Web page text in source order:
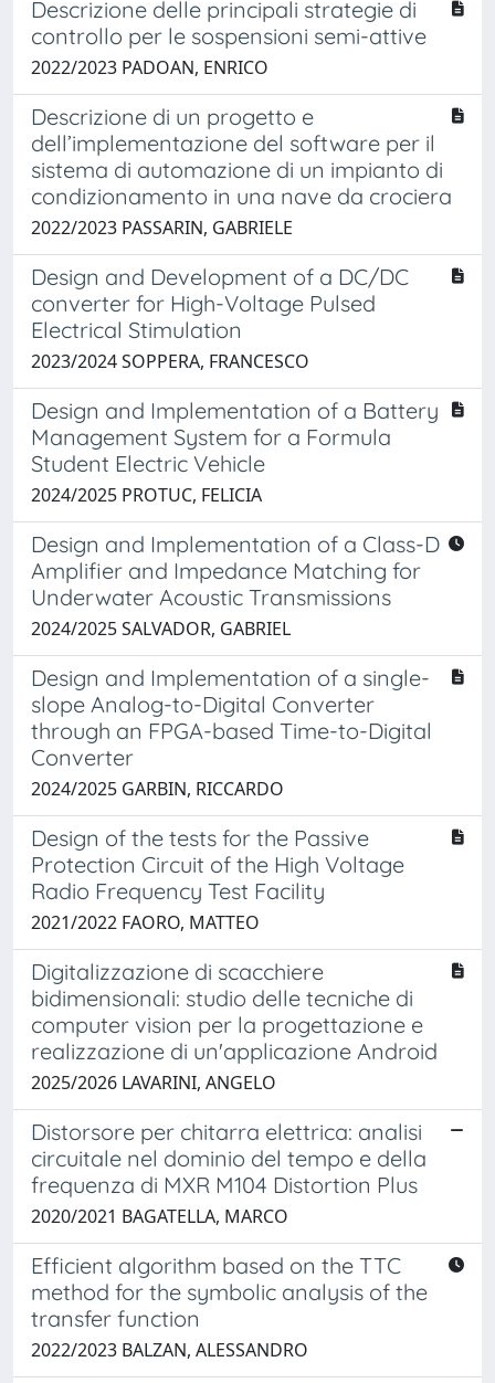
Descrizione delle principali strategie di
controllo per le sospensioni semi-attive
2022/2023 PADOAN, ENRICO
Descrizione di un progetto e
dell’implementazione del software per il
sistema di automazione di un impianto di
condizionamento in una nave da crociera
2022/2023 PASSARIN, GABRIELE
Design and Development of a DC/DC
converter for High-Voltage Pulsed
Electrical Stimulation
2023/2024 SOPPERA, FRANCESCO
Design and Implementation of a Battery
Management System for a Formula
Student Electric Vehicle
2024/2025 PROTUC, FELICIA
Design and Implementation of a Class-D
Amplifier and Impedance Matching for
Underwater Acoustic Transmissions
2024/2025 SALVADOR, GABRIEL
Design and Implementation of a single-
slope Analog-to-Digital Converter
through an FPGA-based Time-to-Digital
Converter
2024/2025 GARBIN, RICCARDO
Design of the tests for the Passive
Protection Circuit of the High Voltage
Radio Frequency Test Facility
2021/2022 FAORO, MATTEO
Digitalizzazione di scacchiere
bidimensionali: studio delle tecniche di
computer vision per la progettazione e
realizzazione di un'applicazione Android
2025/2026 LAVARINI, ANGELO
Distorsore per chitarra elettrica: analisi
circuitale nel dominio del tempo e della
frequenza di MXR M104 Distortion Plus
2020/2021 BAGATELLA, MARCO
Efficient algorithm based on the TTC
method for the symbolic analysis of the
transfer function
2022/2023 BALZAN, ALESSANDRO